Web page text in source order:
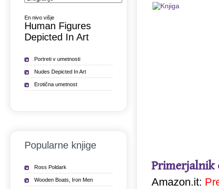
Primerjalnik
Amazon.it:
En nivo višje
Human Figures
Depicted In Art
Portreti v umetnosti
Nudes Depicted In Art
Erotična umetnost
Popularne knjige
Ross Poldark
Wooden Boats, Iron Men